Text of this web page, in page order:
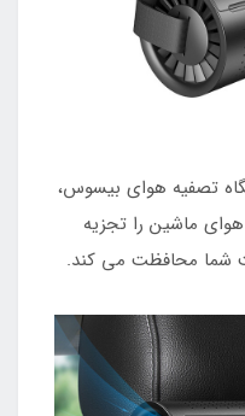
تصفیه هوای بیسوس،
ماشین را تجزیه
شما محافظت می کند.